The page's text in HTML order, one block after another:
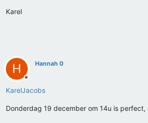
Karel
H
Offline
Hannah 0
KarelJacobs
Donderdag 19 december om 14u is perfect,